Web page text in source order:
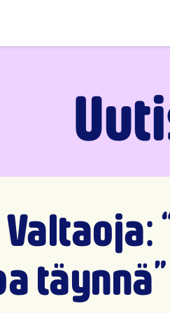
Valtaoja:
täynnä”